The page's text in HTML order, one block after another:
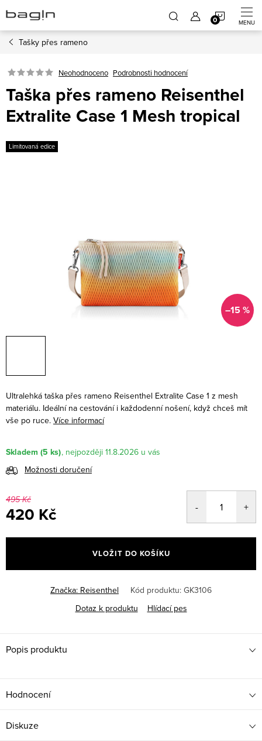
na
obsah
Tašky přes rameno
Neohodnoceno Podrobnosti hodnocení
Taška přes rameno Reisenthel
Extralite Case 1 Mesh tropical
Limitovaná edice
–15 %
Ultralehká taška přes rameno Reisenthel Extralite Case 1 z mesh
materiálu. Ideální na cestování i každodenní nošení, když chceš mít
vše po ruce. Více informací
Skladem (5 ks)
11.8.2026
Možnosti doručení
495 Kč
420 Kč
cena:
VLOŽIT DO KOŠÍKU
Značka: Reisenthel Kód produktu: GK3106
Dotaz k produktu
Hlídací pes
Popis produktu
Hodnocení
Diskuze